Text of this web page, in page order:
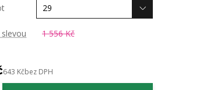
1 556 Kč
643 Kčbez DPH